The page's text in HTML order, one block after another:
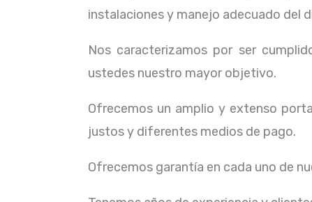
instalaciones y manejo adecuado del
Nos caracterizamos por ser
ustedes nuestro mayor objetivo.
Ofrecemos un amplio y extenso
justos y diferentes medios de pago.
Ofrecemos garantía en cada uno de